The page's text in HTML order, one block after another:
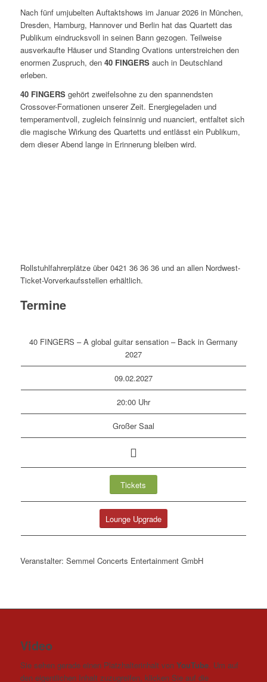
Nach fünf umjubelten Auftaktshows im Januar 2026 in München,
Dresden, Hamburg, Hannover und Berlin hat das Quartett das
Publikum eindrucksvoll in seinen Bann gezogen. Teilweise
ausverkaufte Häuser und Standing Ovations unterstreichen den
enormen Zuspruch, den 40 FINGERSauch in Deutschland
erleben.
40 FINGERSgehört zweifelsohne zu den spannendsten
Crossover-Formationen unserer Zeit. Energiegeladen und
temperamentvoll, zugleich feinsinnig und nuanciert, entfaltet sich
die magische Wirkung des Quartetts und entlässt ein Publikum,
dem dieser Abend lange in Erinnerung bleiben wird.
Rollstuhlfahrerplätze über 0421 36 36 36 und an allen Nordwest-
Ticket-Vorverkaufsstellen erhältlich.
Termine
40 FINGERS – A global guitar sensation – Back in Germany
2027
09.02.2027
20:00 Uhr
Großer Saal
Tickets
Lounge Upgrade
Veranstalter: Semmel Concerts Entertainment GmbH
Video
Sie sehen gerade einen Platzhalterinhalt von YouTube. Um auf
den eigentlichen Inhalt zuzugreifen, klicken Sie auf die